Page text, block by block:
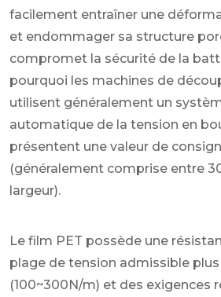
facilement entraîner une
et endommager sa structure
compromet la sécurité de la
pourquoi les machines de
utilisent généralement un
automatique de la tension en
présentent une valeur de
(généralement comprise entre
largeur).
Le film PET possède une
plage de tension admissible
(100~300N/m) et des exigences